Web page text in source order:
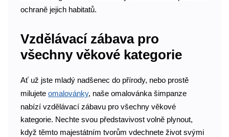
ochraně jejich habitatů.
Vzdělávací zábava pro
všechny věkové kategorie
Ať už jste mladý nadšenec do přírody, nebo prostě
milujete omalovánky, naše omalovánka šimpanze
nabízí vzdělávací zábavu pro všechny věkové
kategorie. Nechte svou představivost volně plynout,
když těmto majestátním tvorům vdechnete život svými